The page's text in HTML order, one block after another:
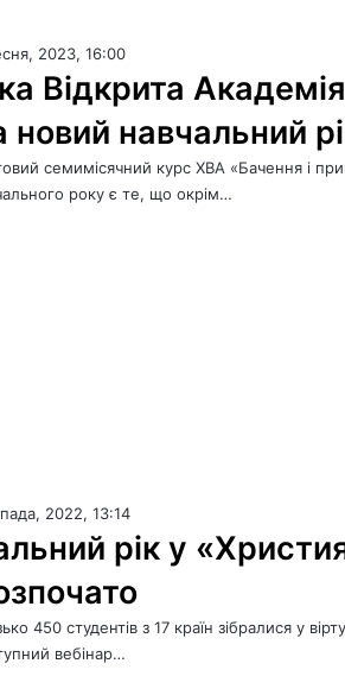
2023, 16:00
Відкрита
новий навчальний
семимісячний курс ХВА «Бачення і
року є те, що окрім…
2022, 13:14
рік у
450 студентів з 17 країн зібралися у
вебінар…